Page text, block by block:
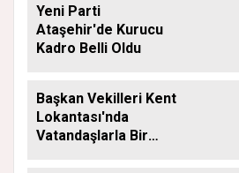
Yeni Parti
Ataşehir'de Kurucu
Kadro Belli Oldu
Başkan Vekilleri Kent
Lokantası'nda
Vatandaşlarla Bir